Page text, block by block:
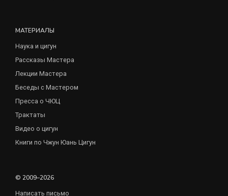
МАТЕРИАЛЫ
Наука и цигун
Рассказы Мастера
Лекции Мастера
Беседы с Мастером
Пресса о ЧЮЦ
Трактаты
Видео о цигун
Книги по Чжун Юань Цигун
© 2009–2026
Написать письмо